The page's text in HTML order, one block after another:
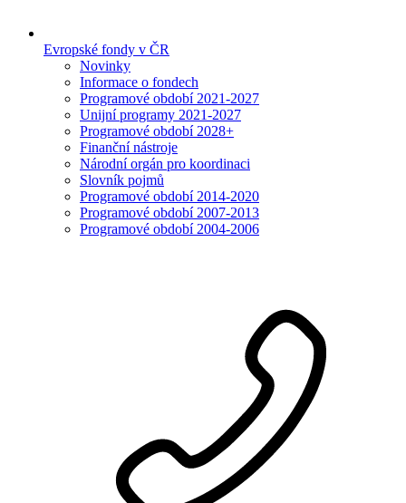
Evropské fondy v ČR
Novinky
Informace o fondech
Programové období 2021-2027
Unijní programy 2021-2027
Programové období 2028+
Finanční nástroje
Národní orgán pro koordinaci
Slovník pojmů
Programové období 2014-2020
Programové období 2007-2013
Programové období 2004-2006